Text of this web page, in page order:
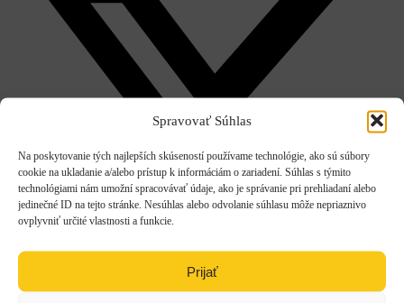
Spravovať Súhlas
Na poskytovanie tých najlepších skúseností používame technológie, ako sú súbory
cookie na ukladanie a/alebo prístup k informáciám o zariadení. Súhlas s týmito
technológiami nám umožní spracovávať údaje, ako je správanie pri prehliadaní alebo
jedinečné ID na tejto stránke. Nesúhlas alebo odvolanie súhlasu môže nepriaznivo
ovplyvniť určité vlastnosti a funkcie.
Prijať